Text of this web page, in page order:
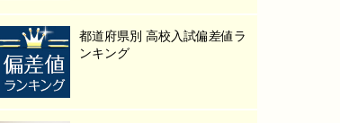
都道府県別 高校入試偏差値ラ
ンキング